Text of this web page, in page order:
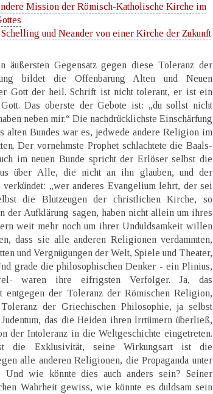
Mission der Römisch-Katholische Kirche im
Schelling und Neander von einer Kirche der Zukunft
äußersten Gegensatz gegen diese Toleranz der
bildet die Offenbarung Alten und Neuen
Gott der heil. Schrift ist nicht tolerant, er ist ein
Das oberste der Gebote ist: „du sollst nicht
neben mir.“ Die nachdrücklichste Einschärfung
alten Bundes war es, jedwede andere Religion im
Der vornehmste Prophet schlachtete die Baals-
im neuen Bunde spricht der Erlöser selbst die
über Alle, die nicht an ihn glauben, und der
verkündet: „wer anderes Evangelium lehrt, der sei
die Blutzeugen der christlichen Kirche, so
der Aufklärung sagen, haben nicht allein um ihres
weit mehr noch um ihrer Unduldsamkeit willen
dass sie alle anderen Religionen verdammten,
und Vergnügungen der Welt, Spiele und Theater,
grade die philosophischen Denker - ein Plinius,
waren ihre eifrigsten Verfolger. Ja, das
entgegen der Toleranz der Römischen Religion,
der Griechischen Philosophie, ja selbst
das die Heiden ihren Irrtümern überließ,
der Intoleranz in die Weltgeschichte eingetreten.
die Exklusivität, seine Wirkungsart ist die
alle anderen Religionen, die Propaganda unter
Und wie könnte dies auch anders sein? Seiner
Wahrheit gewiss, wie könnte es duldsam sein